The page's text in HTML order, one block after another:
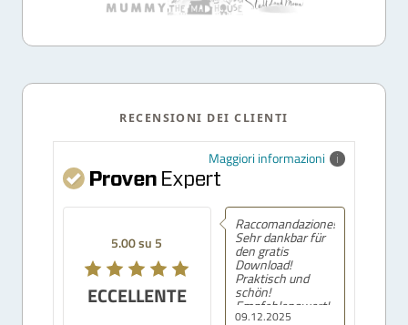
RECENSIONI DEI CLIENTI
Maggiori informazioni
5.00 su 5
ECCELLENTE
09.12.2025
Raccomandazione!
Sehr dankbar für
den gratis
Download!
Praktisch und
schön!
Empfehlenswert!